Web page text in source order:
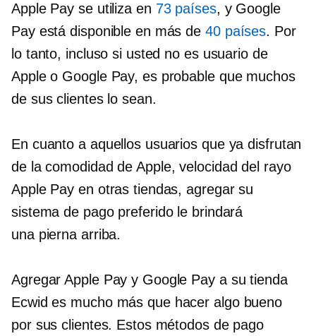
Apple Pay se utiliza en 73 países, y Google
Pay está disponible en más de 40 países. Por
lo tanto, incluso si usted no es usuario de
Apple o Google Pay, es probable que muchos
de sus clientes lo sean.
En cuanto a aquellos usuarios que ya disfrutan
de la comodidad de Apple,velocidad del rayo
Apple Pay en otras tiendas, agregar su
sistema de pago preferido le brindará
una pierna arriba.
Agregar Apple Pay y Google Pay a su tienda
Ecwid es mucho más que hacer algo bueno
por sus clientes. Estos métodos de pago